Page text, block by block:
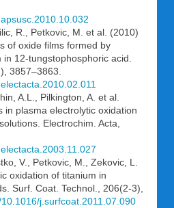
R., Petkovic, M. et al. (2010)
of oxide films formed by
12-tungstophosphoric acid.
3857–3863.
A.L., Pilkington, A. et al.
in plasma electrolytic oxidation
Electrochim. Acta,
V., Petkovic, M., Zekovic, L.
oxidation of titanium in
Surf. Coat. Technol., 206(2-3),
j.surfcoat.2011.07.090